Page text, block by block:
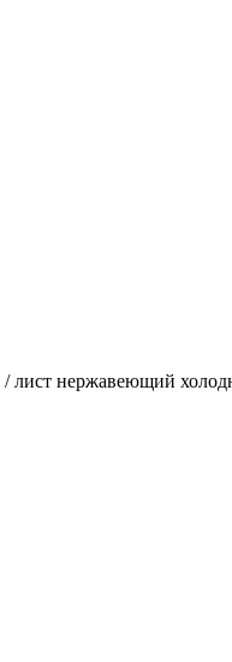
/ лист нержавеющий